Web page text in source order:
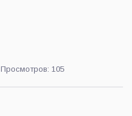
Просмотров: 105